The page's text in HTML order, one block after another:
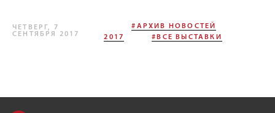
ЧЕТВЕРГ, 7
СЕНТЯБРЯ 2017
#АРХИВ НОВОСТЕЙ
2017
#ВСЕ ВЫСТАВКИ